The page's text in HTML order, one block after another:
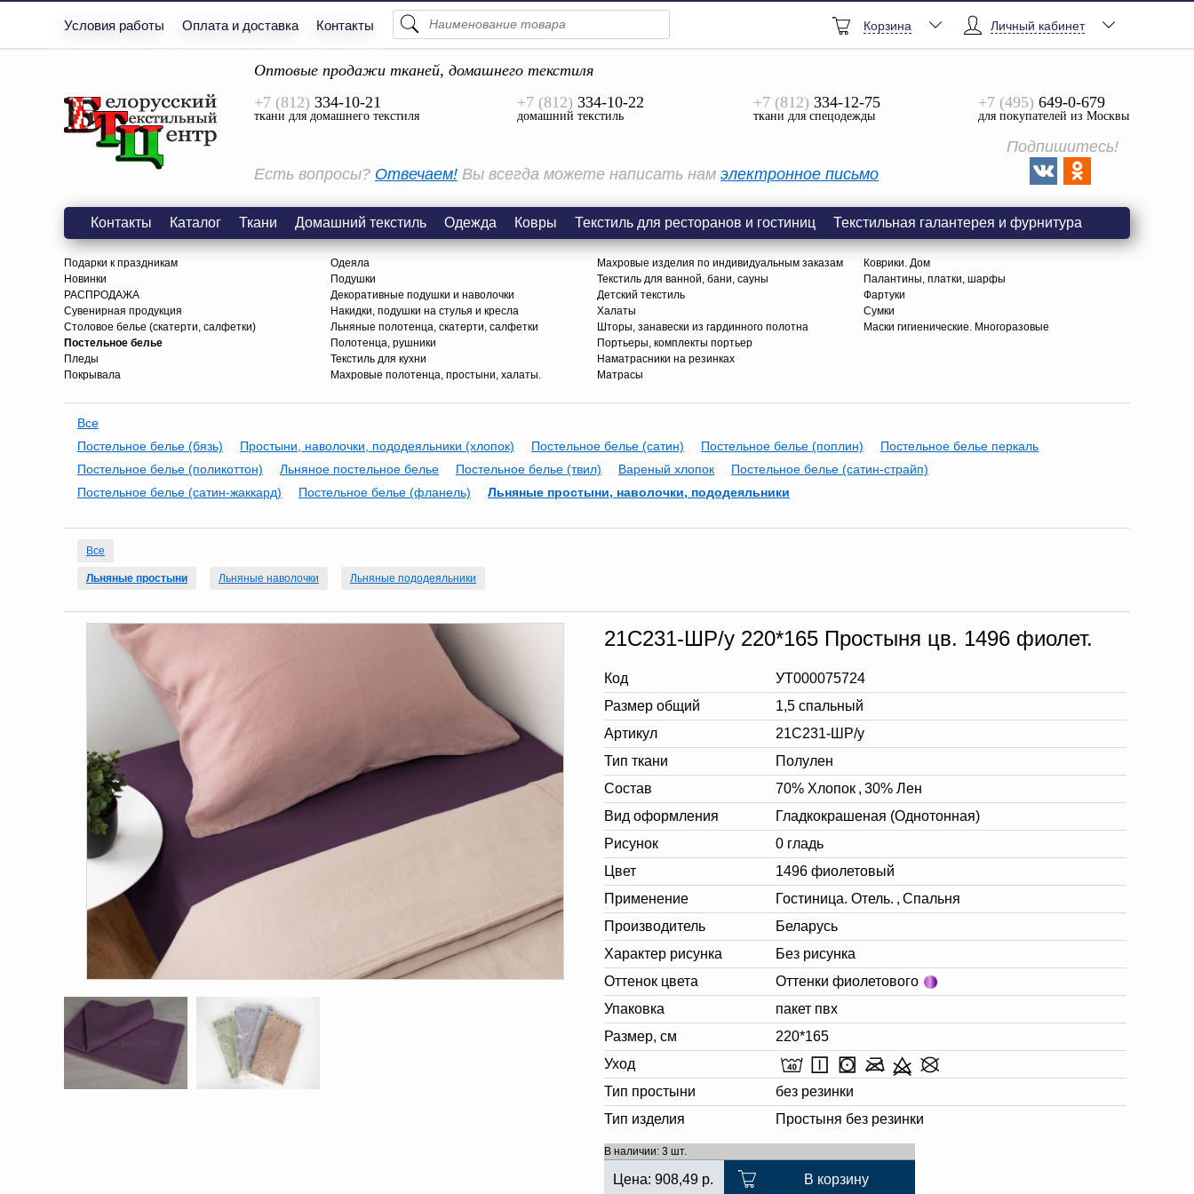
Условия работы Оплата и доставка Контакты
Просмотреть Все
Личный кабинет
Корзина
Оптовые продажи тканей, домашнего текстиля
+7 (812) 334-10-21
ткани для домашнего текстиля
+7 (812) 334-10-22
домашний текстиль
+7 (812) 334-12-75
ткани для спецодежды
+7 (495) 649-0-679
для покупателей из Москвы
Есть вопросы? Отвечаем! Вы всегда можете написать нам электронное письмо
Подпишитесь!
Контакты Каталог Ткани Домашний текстиль Одежда Ковры Текстиль для ресторанов и гостиниц Текстильная галантерея и фурнитура
Подарки к праздникам
Новинки
РАСПРОДАЖА
Сувенирная продукция
Столовое белье (скатерти, салфетки)
Постельное белье
Пледы
Покрывала
Одеяла
Подушки
Декоративные подушки и наволочки
Накидки, подушки на стулья и кресла
Льняные полотенца, скатерти, салфетки
Полотенца, рушники
Текстиль для кухни
Махровые полотенца, простыни, халаты.
Махровые изделия по индивидуальным заказам
Текстиль для ванной, бани, сауны
Детский текстиль
Халаты
Шторы, занавески из гардинного полотна
Портьеры, комплекты портьер
Наматрасники на резинках
Матрасы
Коврики. Дом
Палантины, платки, шарфы
Фартуки
Сумки
Маски гигиенические. Многоразовые
Все
Постельное белье (бязь)
Простыни, наволочки, пододеяльники (хлопок) Постельное белье (сатин) Постельное белье (поплин)
Постельное белье перкаль
Постельное белье (поликоттон)
Льняное постельное белье Постельное белье (твил) Вареный хлопок
Постельное белье (сатин-страйп)
Постельное белье (сатин-жаккард)
Постельное белье (фланель) Льняные простыни, наволочки, пододеяльники
Все
Льняные простыни Льняные наволочки Льняные пододеяльники
21С231-ШР/у 220*165 Простыня цв. 1496 фиолет.
Код
УТ000075724
Размер общий
1,5 спальный
Артикул
21С231-ШР/у
Тип ткани
Полулен
Состав
70% Хлопок , 30% Лен
Вид оформления
Гладкокрашеная (Однотонная)
Рисунок
0 гладь
Цвет
1496 фиолетовый
Применение
Гостиница. Отель. , Спальня
Производитель
Беларусь
Характер рисунка
Без рисунка
Оттенок цвета
Оттенки фиолетового
Упаковка
пакет пвх
Размер, см
220*165
Уход
Тип простыни
без резинки
Тип изделия
Простыня без резинки
В наличии: 3 шт.
Цена: 908,49 р. В корзину